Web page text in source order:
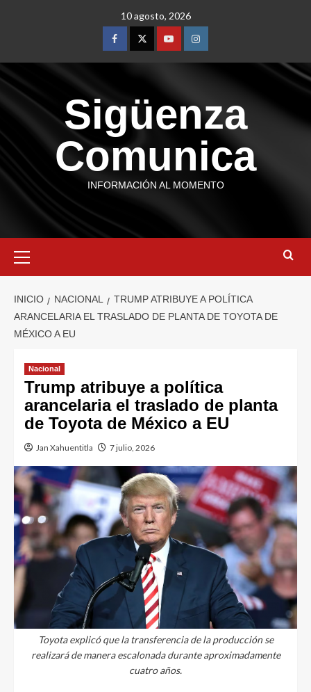
10 agosto, 2026
Sigüenza
Comunica
INFORMACIÓN AL MOMENTO
INICIO NACIONAL
TRUMP ATRIBUYE A POLÍTICA
ARANCELARIA EL TRASLADO DE PLANTA DE TOYOTA DE
MÉXICO A EU
Nacional
Trump atribuye a política
arancelaria el traslado de planta
de Toyota de México a EU
Jan Xahuentitla 7 julio, 2026
Toyota explicó que la transferencia de la producción se
realizará de manera escalonada durante aproximadamente
cuatro años.